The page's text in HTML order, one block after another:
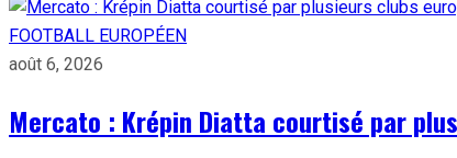
FOOTBALL EUROPÉEN
août 6, 2026
Mercato : Krépin Diatta courtisé par